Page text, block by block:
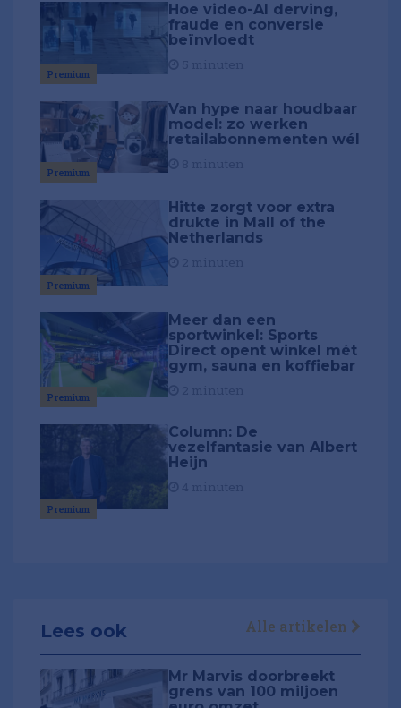
Premium
Hoe video-AI derving,
fraude en conversie
beïnvloedt
Premium
Van hype naar houdbaar
model: zo werken
retailabonnementen wél
Premium
Hitte zorgt voor extra
drukte in Mall of the
Netherlands
Premium
Meer dan een
sportwinkel: Sports
Direct opent winkel mét
gym, sauna en koffiebar
Premium
Column: De
vezelfantasie van Albert
Heijn
Lees ook Alle artikelen
Mr Marvis doorbreekt
grens van 100 miljoen